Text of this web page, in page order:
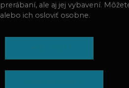
prerábaní, ale aj jej vybavení.
alebo ich osloviť osobne.